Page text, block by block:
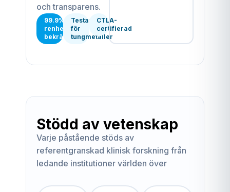
och transparens.
99.9%+
renhet
bekräftad
Testad
för
tungmetaller
CTLA-
certifierad
Stödd av vetenskap
Varje påstående stöds av
referentgranskad klinisk forskning från
ledande institutioner världen över